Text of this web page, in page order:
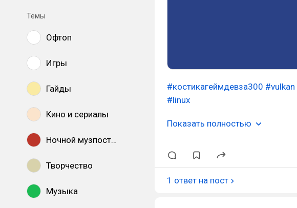
Темы
Офтоп
Игры
Гайды
Кино и сериалы
Ночной музпостинг
Творчество
Музыка
#костикагеймдевза300 #vulkan
#linux
Показать полностью
1 ответ на пост